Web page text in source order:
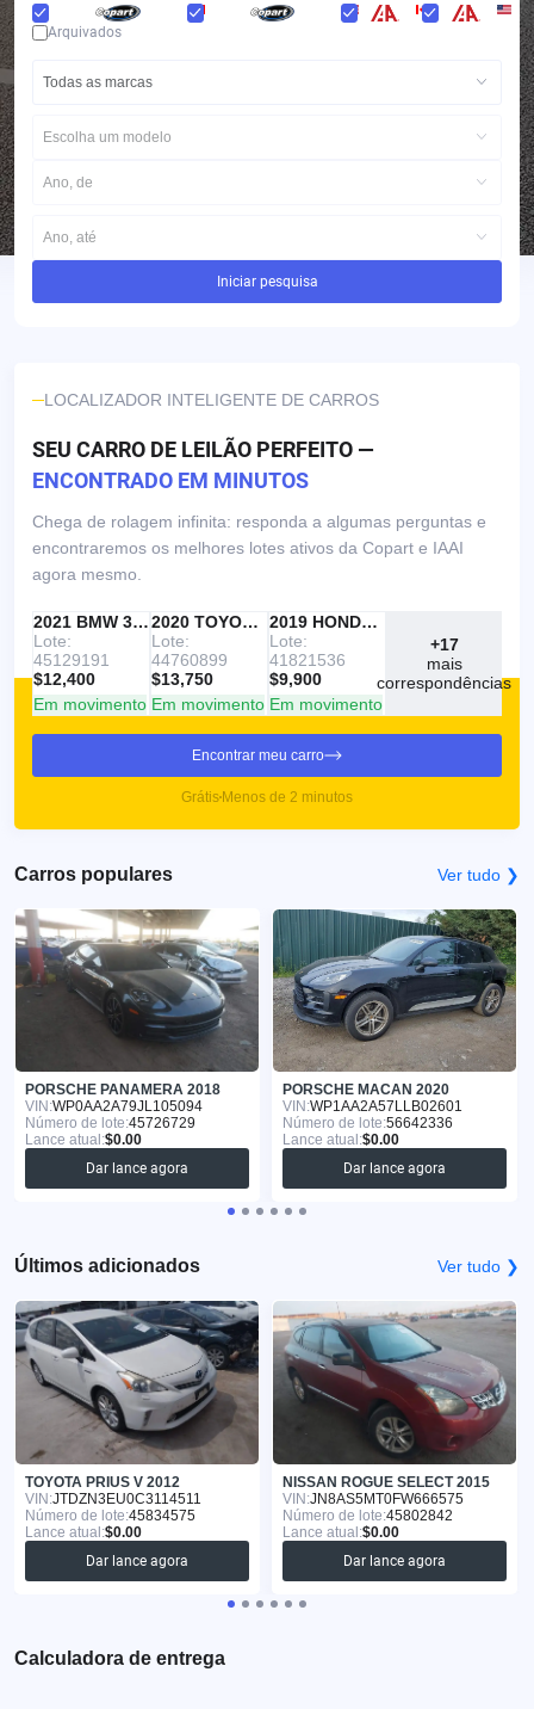
Arquivados
Todas as marcas
Escolha um modelo
Ano, de
Ano, até
Iniciar pesquisa
LOCALIZADOR INTELIGENTE DE CARROS
SEU CARRO DE LEILÃO PERFEITO —
ENCONTRADO EM MINUTOS
Chega de rolagem infinita: responda a algumas perguntas e
encontraremos os melhores lotes ativos da Copart e IAAI
agora mesmo.
IAAI
RECOMENDADO
2021 BMW 330I
Lote:
45129191
$12,400
Em movimento
IAAI
2020 TOYOTA RAV4
Lote:
44760899
$13,750
Em movimento
Copart
2019 HONDA ACCORD
Lote:
41821536
$9,900
Em movimento
+17
mais
correspondências
Encontrar meu carro
Grátis Menos de 2 minutos
Carros populares Ver tudo ❯
PORSCHE PANAMERA 2018
VIN:WP0AA2A79JL105094
Número de lote:45726729
Lance atual:$0.00
Dar lance agora
PORSCHE MACAN 2020
VIN:WP1AA2A57LLB02601
Número de lote:56642336
Lance atual:$0.00
Dar lance agora
Últimos adicionados Ver tudo ❯
TOYOTA PRIUS V 2012
VIN:JTDZN3EU0C3114511
Número de lote:45834575
Lance atual:$0.00
Dar lance agora
NISSAN ROGUE SELECT 2015
VIN:JN8AS5MT0FW666575
Número de lote:45802842
Lance atual:$0.00
Dar lance agora
Calculadora de entrega